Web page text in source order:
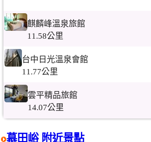
麒麟峰溫泉旅館
11.58公里
台中日光溫泉會館
11.77公里
雲平精品旅館
14.07公里
慕田峪 附近景點